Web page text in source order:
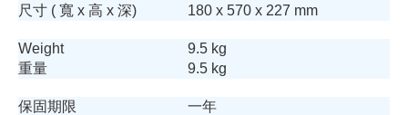
尺寸 ( 寬 x 高 x 深)
180 x 570 x 227 mm
Weight
重量
9.5 kg
9.5 kg
保固期限 一年